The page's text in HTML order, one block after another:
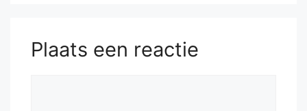
Plaats een reactie